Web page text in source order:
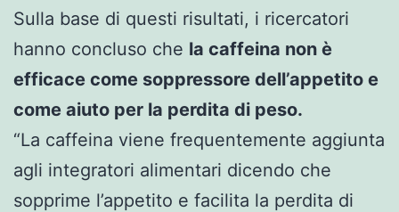
Sulla base di questi risultati, i ricercatori
hanno concluso che la caffeina non è
efficace come soppressore dell’appetito e
come aiuto per la perdita di peso.
“La caffeina viene frequentemente aggiunta
agli integratori alimentari dicendo che
sopprime l’appetito e facilita la perdita di